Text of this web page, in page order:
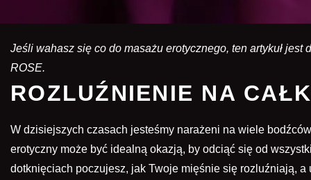
Jeśli wahasz się co do masażu erotycznego, ten artykuł
ROSE.
ROZLUŹNIENIE NA
W dzisiejszych czasach jesteśmy narażeni na wiele
erotyczny może być idealną okazją, by odciąć się od
dotknięciach poczujesz, jak Twoje mięśnie się rozluźniają, a